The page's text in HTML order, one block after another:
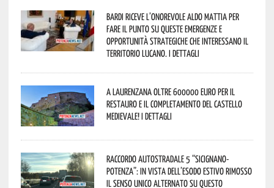
Bardi riceve l’onorevole Aldo Mattia per
fare il punto su queste emergenze e
opportunità strategiche che interessano il
territorio lucano. I dettagli
A Laurenzana oltre 600000 euro per il
restauro e il completamento del Castello
Medievale! I dettagli
Raccordo Autostradale 5 “Sicignano-
Potenza”: in vista dell’esodo estivo rimosso
il senso unico alternato su questo